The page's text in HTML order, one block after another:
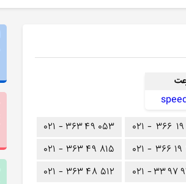
۰۲۱ - ۳۶۶ ۱۹
۰۲۱ - ۳۶۶ ۱۹
۰۲۱ -۳۳۹۷
۰۲۱ - ۳۶۳۴۹ ۰۵۳
۰۲۱ - ۳۶۳ ۴۹ ۸۱۵
۰۲۱ - ۳۶۳ ۴۸ ۵۱۲